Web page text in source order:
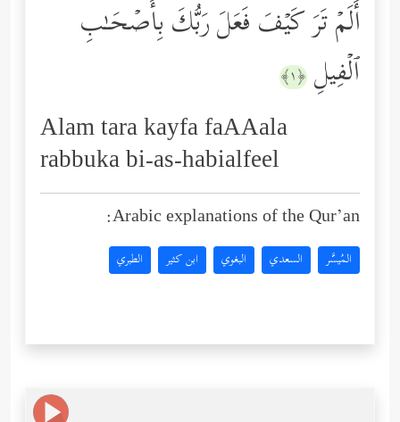
أَلَمۡ تَرَ كَیۡفَ فَعَلَ رَبُّكَ بِأَصۡحَـٰبِ
ٱلۡفِیلِ ﴿١﴾
Alam tara kayfa faAAala
rabbuka bi-as-habialfeel
Arabic explanations of the Qur’an:
المُيسَّر السعدي البغوي ابن كثير الطبري